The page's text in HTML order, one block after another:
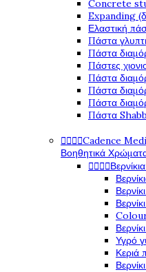
Concrete
Expanding
Ελαστική
Πάστα
Πάστα
Πάστες
Πάστα
Πάστα
Πάστα
Πάστα
Cadence
Βοηθητικά

Υγρό
Κεριά